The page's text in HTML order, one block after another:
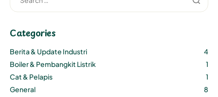
Categories
Berita & Update Industri
4
Boiler & Pembangkit Listrik
1
Cat & Pelapis
1
General
8